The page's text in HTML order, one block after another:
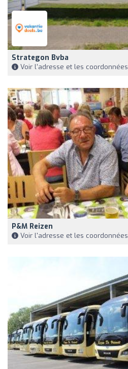
Strategon Bvba
Voir l'adresse et les coordonnées
P&m Reizen
Voir l'adresse et les coordonnées